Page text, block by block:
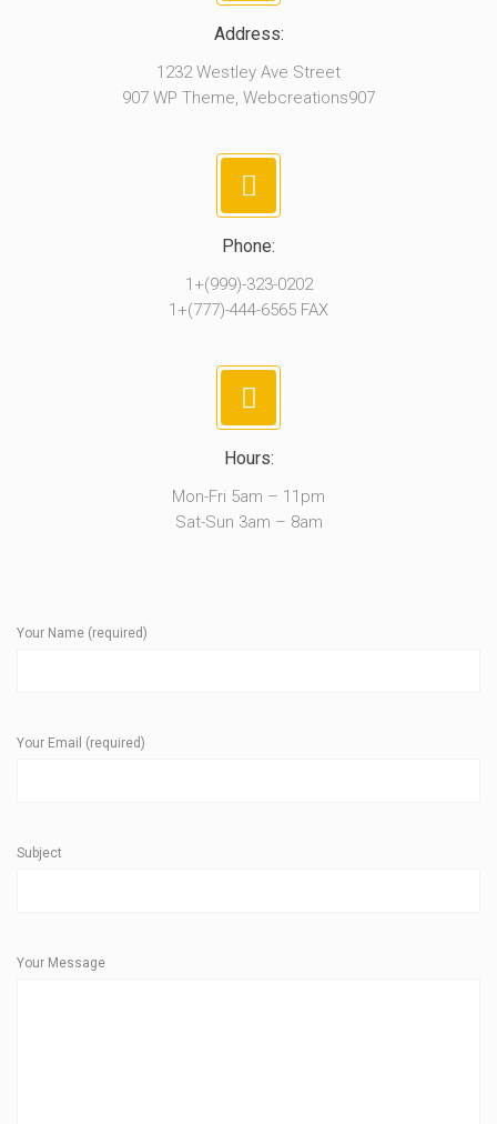
Address:
1232 Westley Ave Street
907 WP Theme, Webcreations907
Phone:
1+(999)-323-0202
1+(777)-444-6565 FAX
Hours:
Mon-Fri 5am – 11pm
Sat-Sun 3am – 8am
Your Name (required)
Your Email (required)
Subject
Your Message